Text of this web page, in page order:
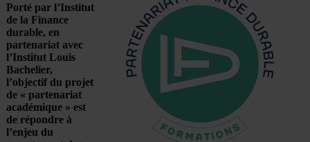
Porté par l’Institut
de la Finance
durable, en
partenariat avec
l’Institut Louis
Bachelier,
l’objectif du projet
de « partenariat
académique » est
de répondre à
l’enjeu du